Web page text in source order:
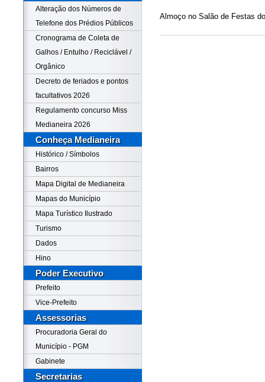
Alteração dos Números de
Telefone dos Prédios Públicos
Cronograma de Coleta de
Galhos / Entulho / Reciclável /
Orgânico
Decreto de feriados e pontos
facultativos 2026
Regulamento concurso Miss
Medianeira 2026
Conheça Medianeira
Histórico / Símbolos
Bairros
Mapa Digital de Medianeira
Mapas do Município
Mapa Turístico Ilustrado
Turismo
Dados
Hino
Poder Executivo
Prefeito
Vice-Prefeito
Assessorias
Procuradoria Geral do
Município - PGM
Gabinete
Secretarias
Almoço no Salão de Festas